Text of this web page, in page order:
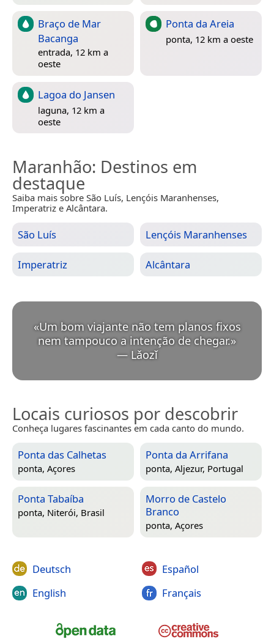
Braço de Mar
Bacanga
entrada, 12 km a
oeste
Ponta da Areia
ponta, 12 km a oeste
Lagoa do Jansen
laguna, 12 km a
oeste
Maranhão: Destinos em
destaque
Saiba mais sobre São Luís, Lençóis Maranhenses,
Imperatriz e Alcântara.
São Luís Lençóis Maranhenses
Imperatriz Alcântara
«Um bom viajante não tem planos fixos
nem tampouco a intenção de chegar.
— Lǎozǐ
Locais curiosos por descobrir
Conheça lugares fascinantes em cada canto do mundo.
Ponta das Calhetas
ponta, Açores
Ponta da Arrifana
ponta, Aljezur, Portugal
Ponta Tabaíba
ponta, Niterói, Brasil
Morro de Castelo
Branco
ponta, Açores
Deutsch
English
Español
Français